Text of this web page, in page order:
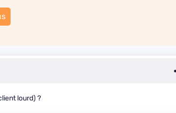
lourd) ?